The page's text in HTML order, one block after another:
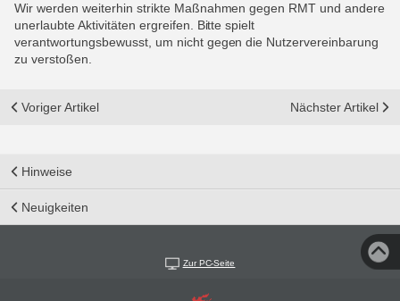
Wir werden weiterhin strikte Maßnahmen gegen RMT und andere
unerlaubte Aktivitäten ergreifen. Bitte spielt
verantwortungsbewusst, um nicht gegen die Nutzervereinbarung
zu verstoßen.
Voriger Artikel Nächster Artikel
Hinweise
Neuigkeiten
Zur PC-Seite